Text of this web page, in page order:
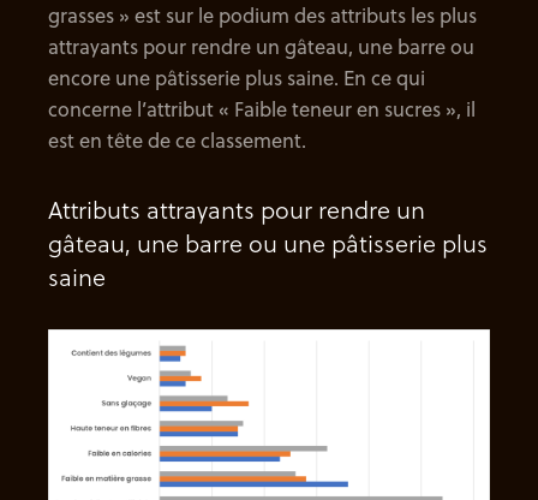
grasses » est sur le podium des attributs les plus
attrayants pour rendre un gâteau, une barre ou
encore une pâtisserie plus saine. En ce qui
concerne l’attribut « Faible teneur en sucres », il
est en tête de ce classement.
Attributs attrayants pour rendre un
gâteau, une barre ou une pâtisserie plus
saine